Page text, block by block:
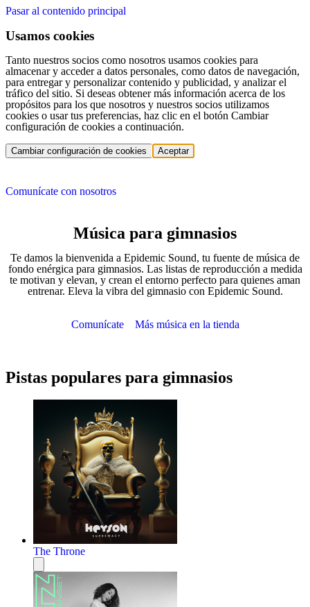
Pasar al contenido principal
Usamos cookies
Tanto nuestros socios como nosotros usamos cookies para
almacenar y acceder a datos personales, como datos de navegación,
para entregar y personalizar contenido y publicidad, y analizar el
tráfico del sitio. Si deseas obtener más información acerca de los
propósitos para los que nosotros y nuestros socios utilizamos
cookies o usar tus preferencias, haz clic en el botón Cambiar
configuración de cookies a continuación.
Cambiar configuración de cookies Aceptar
Comunícate con nosotros
Música para gimnasios
Te damos la bienvenida a Epidemic Sound, tu fuente de música de
fondo enérgica para gimnasios. Las listas de reproducción a medida
te motivan y elevan, y crean el entorno perfecto para quienes aman
entrenar. Eleva la vibra del gimnasio con Epidemic Sound.
Comunícate Más música en la tienda
Pistas populares para gimnasios
The Throne